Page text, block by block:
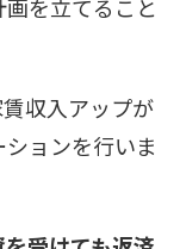
を立てること
収入アップが
ョンを行いま